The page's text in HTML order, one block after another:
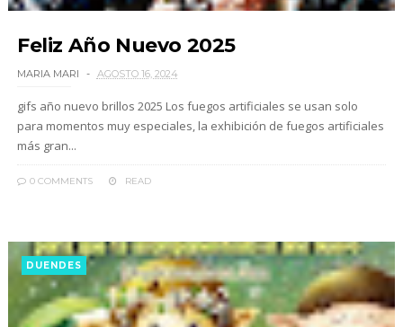
Feliz Año Nuevo 2025
MARIA MARI AGOSTO 16, 2024
gifs año nuevo brillos 2025 Los fuegos artificiales se usan solo
para momentos muy especiales, la exhibición de fuegos artificiales
más gran...
0 COMMENTS READ
DUENDES